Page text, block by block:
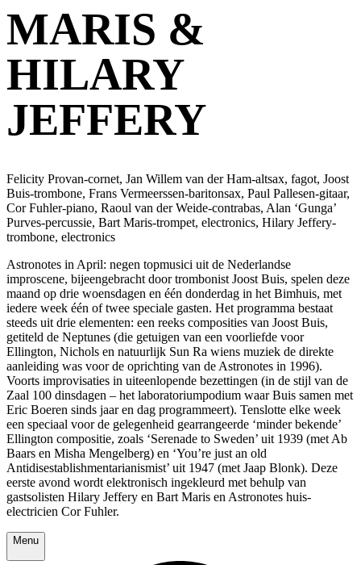
MARIS &
HILARY
JEFFERY
Felicity Provan-cornet, Jan Willem van der Ham-altsax, fagot, Joost
Buis-trombone, Frans Vermeerssen-baritonsax, Paul Pallesen-gitaar,
Cor Fuhler-piano, Raoul van der Weide-contrabas, Alan ‘Gunga’
Purves-percussie, Bart Maris-trompet, electronics, Hilary Jeffery-
trombone, electronics
Astronotes in April: negen topmusici uit de Nederlandse
improscene, bijeengebracht door trombonist Joost Buis, spelen deze
maand op drie woensdagen en één donderdag in het Bimhuis, met
iedere week één of twee speciale gasten. Het programma bestaat
steeds uit drie elementen: een reeks composities van Joost Buis,
getiteld de Neptunes (die getuigen van een voorliefde voor
Ellington, Nichols en natuurlijk Sun Ra wiens muziek de direkte
aanleiding was voor de oprichting van de Astronotes in 1996).
Voorts improvisaties in uiteenlopende bezettingen (in de stijl van de
Zaal 100 dinsdagen – het laboratoriumpodium waar Buis samen met
Eric Boeren sinds jaar en dag programmeert). Tenslotte elke week
een speciaal voor de gelegenheid gearrangeerde ‘minder bekende’
Ellington compositie, zoals ‘Serenade to Sweden’ uit 1939 (met Ab
Baars en Misha Mengelberg) en ‘You’re just an old
Antidisestablishmentarianismist’ uit 1947 (met Jaap Blonk). Deze
eerste avond wordt elektronisch ingekleurd met behulp van
gastsolisten Hilary Jeffery en Bart Maris en Astronotes huis-
electricien Cor Fuhler.
Menu